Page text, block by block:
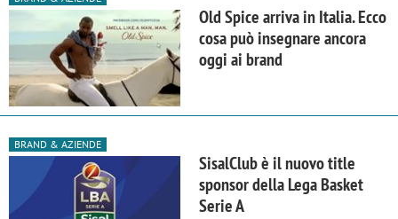
Old Spice arriva in Italia. Ecco
cosa può insegnare ancora
oggi ai brand
BRAND & AZIENDE
SisalClub è il nuovo title
sponsor della Lega Basket
Serie A